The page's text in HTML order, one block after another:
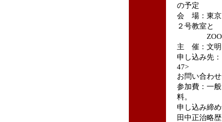
の予定
会 場：東京
２号教室と
ZOOM併
主 催：文明
申し込み先
47>
お問い合わ
参加費：一
料。
申し込み締
田中正治略歴